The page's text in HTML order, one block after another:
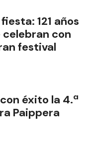
121 años
con
festival
éxito la 4.ª
Paippera